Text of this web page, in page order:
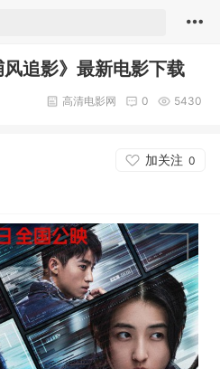
追影》最新电影下载
5430
0
高清电影网
加关注 0